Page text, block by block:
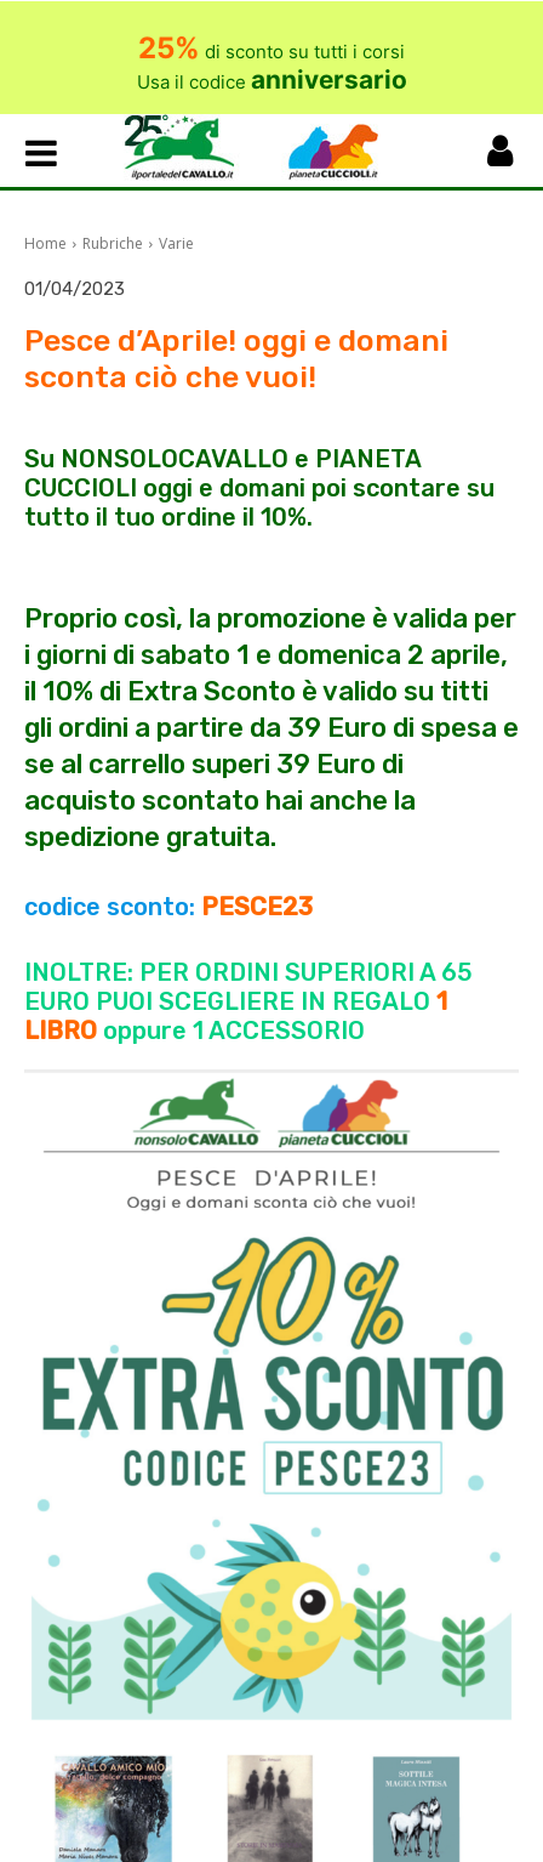
25% di sconto su tutti i corsi
Usa il codice anniversario
Home Rubriche Varie
01/04/2023
Pesce d’Aprile! oggi e domani
sconta ciò che vuoi!
Su NONSOLOCAVALLO e PIANETA
CUCCIOLI oggi e domani poi scontare su
tutto il tuo ordine il 10%.
Proprio così, la promozione è valida per
i giorni di sabato 1 e domenica 2 aprile,
il 10% di Extra Sconto è valido su titti
gli ordini a partire da 39 Euro di spesa e
se al carrello superi 39 Euro di
acquisto scontato hai anche la
spedizione gratuita.
codice sconto: PESCE23
INOLTRE: PER ORDINI SUPERIORI A 65
EURO PUOI SCEGLIERE IN REGALO 1
LIBRO oppure 1 ACCESSORIO